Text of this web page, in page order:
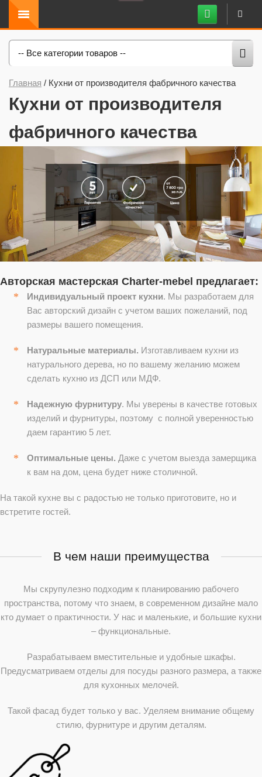
-- Все категории товаров --
Главная / Кухни от производителя фабричного качества
Кухни от производителя
фабричного качества
Авторская мастерская Charter-mebel предлагает:
Индивидуальный проект кухни. Мы разработаем для
Вас авторский дизайн с учетом ваших пожеланий, под
размеры вашего помещения.
Натуральные материалы. Изготавливаем кухни из
натурального дерева, но по вашему желанию можем
сделать кухню из ДСП или МДФ.
Надежную фурнитуру. Мы уверены в качестве готовых
изделий и фурнитуры, поэтому с полной уверенностью
даем гарантию 5 лет.
Оптимальные цены. Даже с учетом выезда замерщика
к вам на дом, цена будет ниже столичной.
На такой кухне вы с радостью не только приготовите, но и
встретите гостей.
В чем наши преимущества
Мы скрупулезно подходим к планированию рабочего
пространства, потому что знаем, в современном дизайне мало
кто думает о практичности. У нас и маленькие, и большие кухни
– функциональные.
Разрабатываем вместительные и удобные шкафы.
Предусматриваем отделы для посуды разного размера, а также
для кухонных мелочей.
Такой фасад будет только у вас. Уделяем внимание общему
стилю, фурнитуре и другим деталям.